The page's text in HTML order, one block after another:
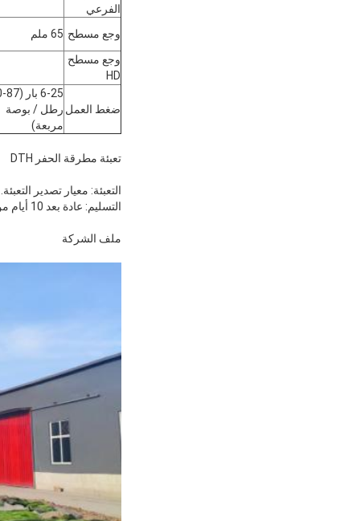
الفرعي
وجع مسطح 65 ملم
وجع مسطح
HD
ضغط العمل رطل / بوصة
مربعة)
تعبئة مطرقة الحفر DTH
التعبئة: معيار تصدير التعبئة.
التسليم: عادة بعد 10 أيام من الدفع المسبق.
ملف الشركة